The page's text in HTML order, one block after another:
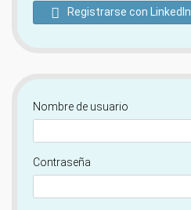
Registrarse con LinkedIn
Nombre de usuario
Contraseña